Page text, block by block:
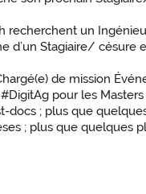
un
Stagiaire/ césure
de mission
pour les
; plus que
; plus que quelques